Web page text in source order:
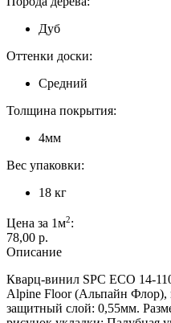
Дуб
Оттенки доски:
Средний
Толщина покрытия:
4мм
Вес упаковки:
18 кг
Цена за 1м2:
78,00 p.
Описание
Кварц-винил SPC ЕСО 14-
Alpine Floor (Альпайн Флор),
защитный слой: 0,55мм.